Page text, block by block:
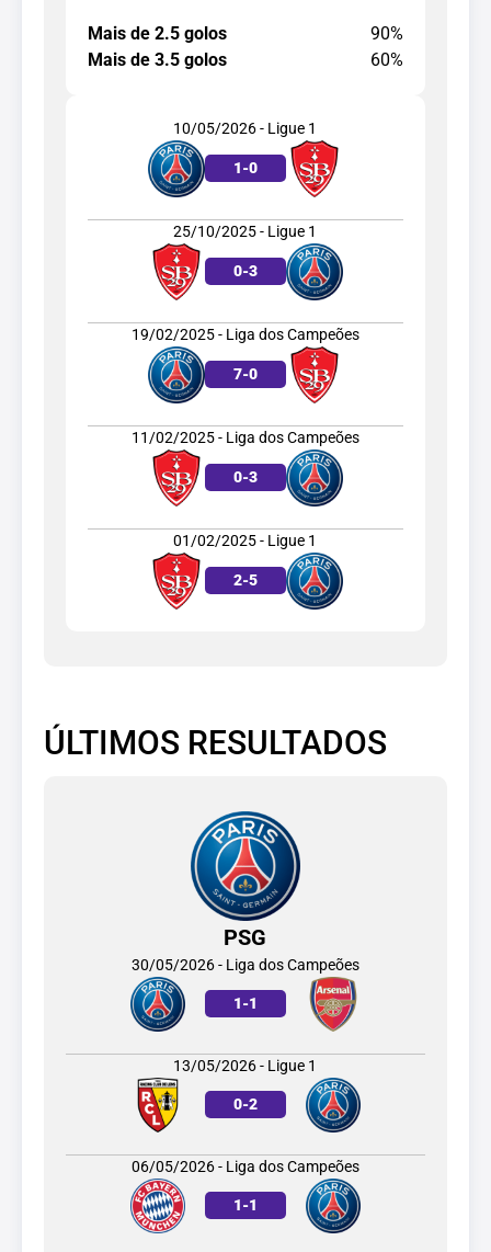
Mais de 2.5 golos
90%
Mais de 3.5 golos
60%
10/05/2026 - Ligue 1
1-0
25/10/2025 - Ligue 1
0-3
19/02/2025 - Liga dos Campeões
7-0
11/02/2025 - Liga dos Campeões
0-3
01/02/2025 - Ligue 1
2-5
ÚLTIMOS RESULTADOS
PSG
30/05/2026 - Liga dos Campeões
1-1
13/05/2026 - Ligue 1
0-2
06/05/2026 - Liga dos Campeões
1-1